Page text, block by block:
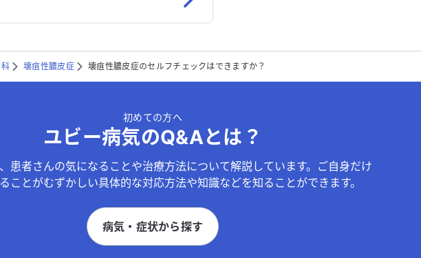
壊疽性膿皮症 壊疽性膿皮症のセルフチェックはできますか？
初めての方へ
ユビー病気のQ&Aとは？
患者さんの気になることや治療方法について解説しています。ご自身だけ
ことがむずかしい具体的な対応方法や知識などを知ることができます。
病気・症状から探す